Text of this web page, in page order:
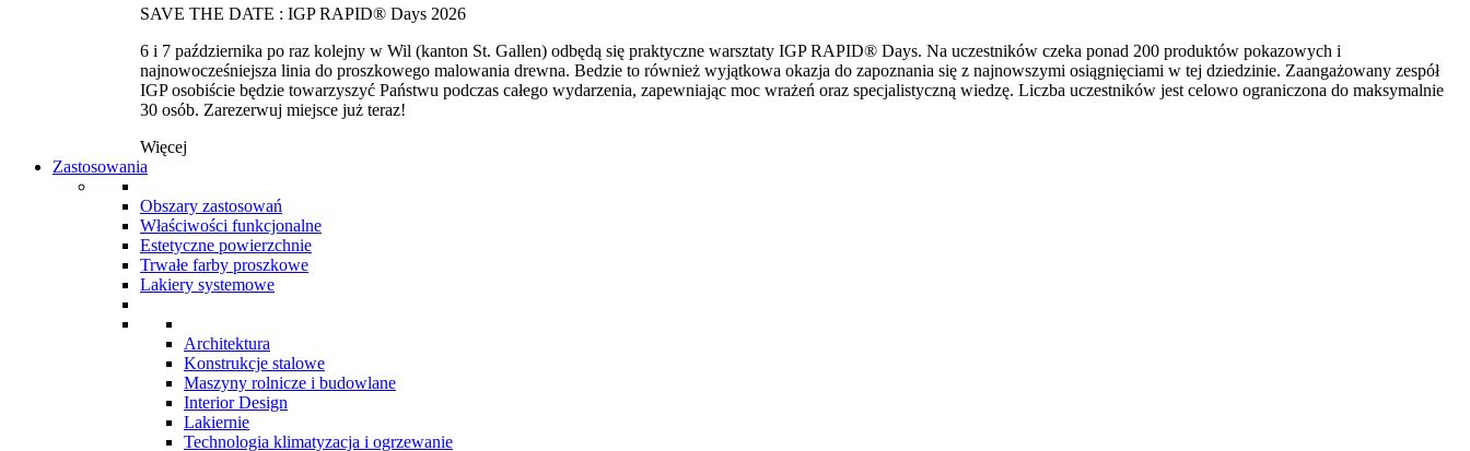
SAVE THE DATE : IGP RAPID® Days 2026
6 i 7 października po raz kolejny w Wil (kanton St. Gallen) odbędą się praktyczne warsztaty IGP RAPID® Days. Na uczestników czeka ponad 200 produktów pokazowych i
najnowocześniejsza linia do proszkowego malowania drewna. Bedzie to również wyjątkowa okazja do zapoznania się z najnowszymi osiągnięciami w tej dziedzinie. Zaangażowany zespół
IGP osobiście będzie towarzyszyć Państwu podczas całego wydarzenia, zapewniając moc wrażeń oraz specjalistyczną wiedzę. Liczba uczestników jest celowo ograniczona do maksymalnie
30 osób. Zarezerwuj miejsce już teraz!
Więcej
Zastosowania
Obszary zastosowań
Właściwości funkcjonalne
Estetyczne powierzchnie
Trwałe farby proszkowe
Lakiery systemowe
Architektura
Konstrukcje stalowe
Maszyny rolnicze i budowlane
Interior Design
Lakiernie
Technologia klimatyzacja i ogrzewanie